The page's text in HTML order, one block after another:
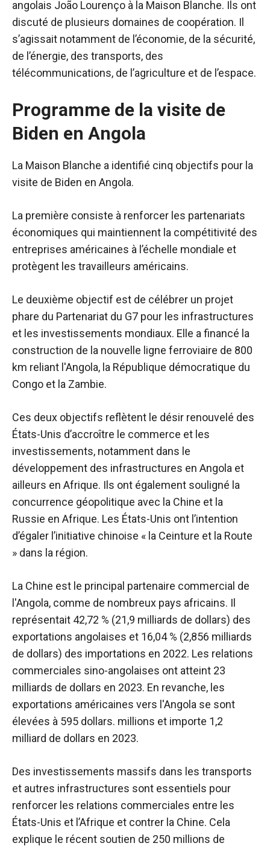
angolais João Lourenço à la Maison Blanche. Ils ont
discuté de plusieurs domaines de coopération. Il
s’agissait notamment de l’économie, de la sécurité,
de l’énergie, des transports, des
télécommunications, de l’agriculture et de l’espace.
Programme de la visite de
Biden en Angola
La Maison Blanche a identifié cinq objectifs pour la
visite de Biden en Angola.
La première consiste à renforcer les partenariats
économiques qui maintiennent la compétitivité des
entreprises américaines à l’échelle mondiale et
protègent les travailleurs américains.
Le deuxième objectif est de célébrer un projet
phare du Partenariat du G7 pour les infrastructures
et les investissements mondiaux. Elle a financé la
construction de la nouvelle ligne ferroviaire de 800
km reliant l'Angola, la République démocratique du
Congo et la Zambie.
Ces deux objectifs reflètent le désir renouvelé des
États-Unis d’accroître le commerce et les
investissements, notamment dans le
développement des infrastructures en Angola et
ailleurs en Afrique. Ils ont également souligné la
concurrence géopolitique avec la Chine et la
Russie en Afrique. Les États-Unis ont l’intention
d’égaler l’initiative chinoise « la Ceinture et la Route
» dans la région.
La Chine est le principal partenaire commercial de
l'Angola, comme de nombreux pays africains. Il
représentait 42,72 % (21,9 milliards de dollars) des
exportations angolaises et 16,04 % (2,856 milliards
de dollars) des importations en 2022. Les relations
commerciales sino-angolaises ont atteint 23
milliards de dollars en 2023. En revanche, les
exportations américaines vers l'Angola se sont
élevées à 595 dollars. millions et importe 1,2
milliard de dollars en 2023.
Des investissements massifs dans les transports
et autres infrastructures sont essentiels pour
renforcer les relations commerciales entre les
États-Unis et l’Afrique et contrer la Chine. Cela
explique le récent soutien de 250 millions de